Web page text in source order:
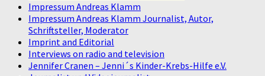
Impressum Andreas Klamm
Impressum Andreas Klamm Journalist, Autor,
Schriftsteller, Moderator
Imprint and Editorial
Interviews on radio and television
Jennifer Cranen – Jenni´s Kinder-Krebs-Hilfe e.V.